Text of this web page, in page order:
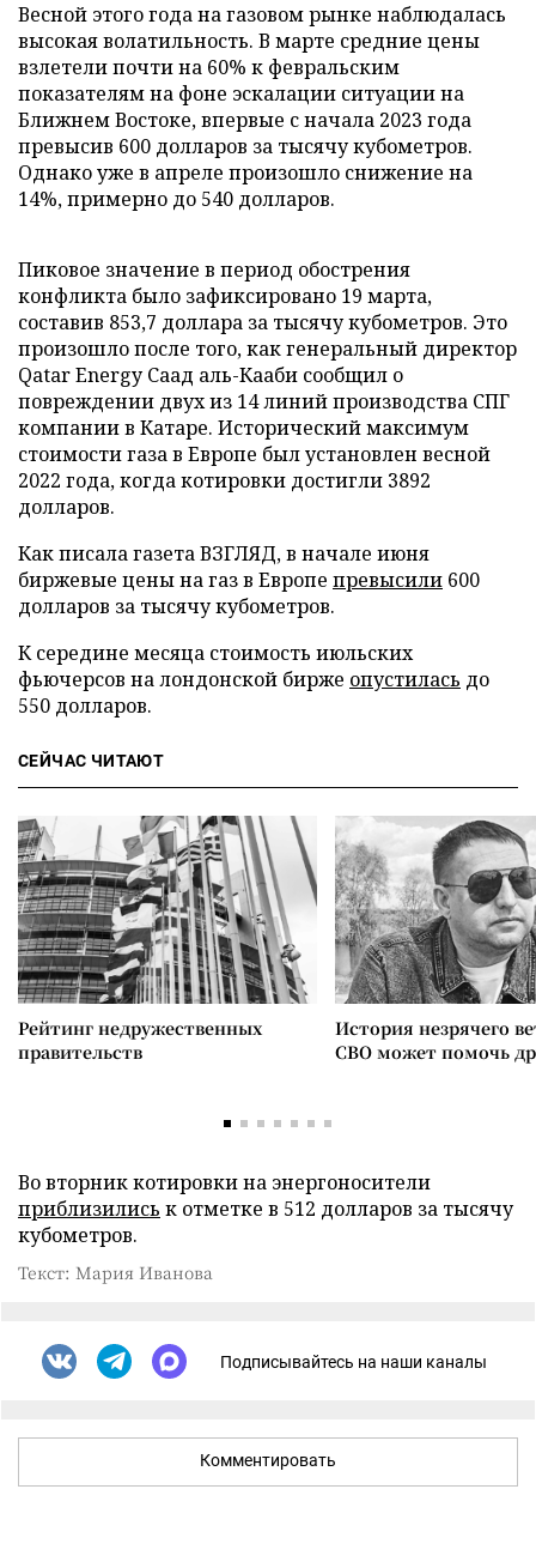
Весной этого года на газовом рынке наблюдалась
высокая волатильность. В марте средние цены
взлетели почти на 60% к февральским
показателям на фоне эскалации ситуации на
Ближнем Востоке, впервые с начала 2023 года
превысив 600 долларов за тысячу кубометров.
Однако уже в апреле произошло снижение на
14%, примерно до 540 долларов.
Пиковое значение в период обострения
конфликта было зафиксировано 19 марта,
составив 853,7 доллара за тысячу кубометров. Это
произошло после того, как генеральный директор
Qatar Energy Саад аль-Кааби сообщил о
повреждении двух из 14 линий производства СПГ
компании в Катаре. Исторический максимум
стоимости газа в Европе был установлен весной
2022 года, когда котировки достигли 3892
долларов.
Как писала газета ВЗГЛЯД, в начале июня
биржевые цены на газ в Европе превысили 600
долларов за тысячу кубометров.
К середине месяца стоимость июльских
фьючерсов на лондонской бирже опустилась до
550 долларов.
СЕЙЧАС ЧИТАЮТ
Рейтинг недружественных
правительств
История незрячего
СВО может помочь
Во вторник котировки на энергоносители
приблизились к отметке в 512 долларов за тысячу
кубометров.
Текст: Мария Иванова
Подписывайтесь на наши каналы
Комментировать